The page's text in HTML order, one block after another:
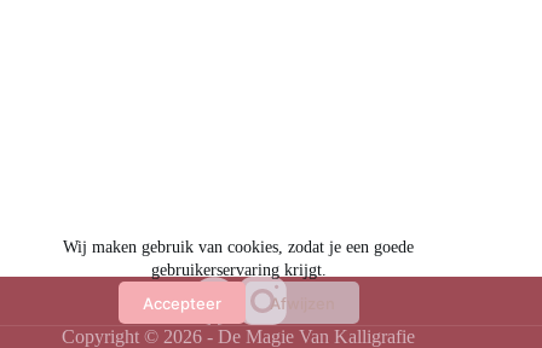
Wij maken gebruik van cookies, zodat je een goede
gebruikerservaring krijgt.
Accepteer Afwijzen
Copyright © 2026 - De Magie Van Kalligrafie